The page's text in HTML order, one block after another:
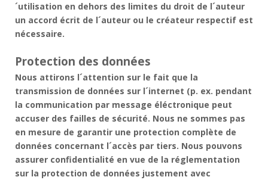
´utilisation en dehors des limites du droit de l´auteur
un accord écrit de l´auteur ou le créateur respectif est
nécessaire.
Protection des données
Nous attirons l´attention sur le fait que la
transmission de données sur l´internet (p. ex. pendant
la communication par message éléctronique peut
accuser des failles de sécurité. Nous ne sommes pas
en mesure de garantir une protection complète de
données concernant l´accès par tiers. Nous pouvons
assurer confidentialité en vue de la réglementation
sur la protection de données justement avec